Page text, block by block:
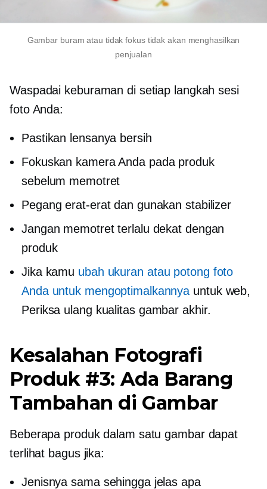
Gambar buram atau tidak fokus tidak akan menghasilkan
penjualan
Waspadai keburaman di setiap langkah sesi
foto Anda:
Pastikan lensanya bersih
Fokuskan kamera Anda pada produk
sebelum memotret
Pegang erat-erat dan gunakan stabilizer
Jangan memotret terlalu dekat dengan
produk
Jika kamu ubah ukuran atau potong foto
Anda untuk mengoptimalkannya untuk web,
Periksa ulang kualitas gambar akhir.
Kesalahan Fotografi
Produk #3: Ada Barang
Tambahan di Gambar
Beberapa produk dalam satu gambar dapat
terlihat bagus jika:
Jenisnya sama sehingga jelas apa